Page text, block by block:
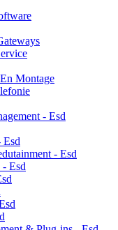
Montage
- Esd
Esd
- Esd
Esd